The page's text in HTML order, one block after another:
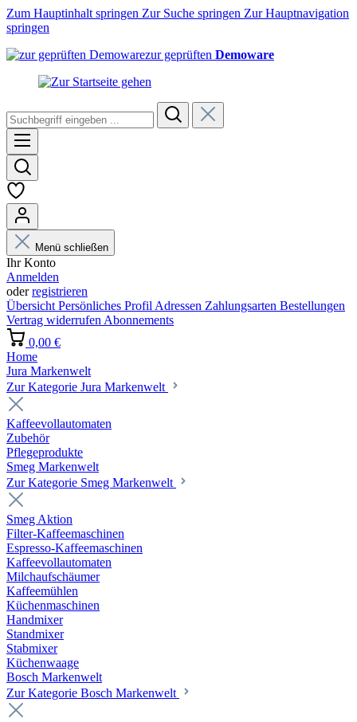
Zum Hauptinhalt springen Zur Suche springen Zur Hauptnavigation
springen
zur geprüften Demoware
Menü schließen
Ihr Konto
Anmelden
oderregistrieren
Übersicht Persönliches Profil Adressen Zahlungsarten Bestellungen
Vertrag widerrufen Abonnements
0,00 €
Home
Jura Markenwelt
Zur Kategorie Jura Markenwelt
Kaffeevollautomaten
Zubehör
Pflegeprodukte
Smeg Markenwelt
Zur Kategorie Smeg Markenwelt
Smeg Aktion
Filter-Kaffeemaschinen
Espresso-Kaffeemaschinen
Kaffeevollautomaten
Milchaufschäumer
Kaffeemühlen
Küchenmaschinen
Handmixer
Standmixer
Stabmixer
Küchenwaage
Bosch Markenwelt
Zur Kategorie Bosch Markenwelt